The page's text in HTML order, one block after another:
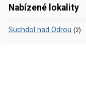
Nabízené lokality
Suchdol nad Odrou (2)